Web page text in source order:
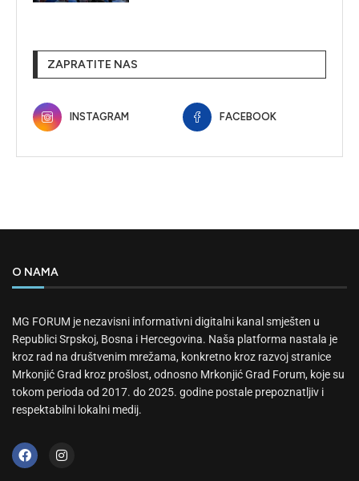
ZAPRATITE NAS
INSTAGRAM FACEBOOK
O NAMA
MG FORUM je nezavisni informativni digitalni kanal smješten u
Republici Srpskoj, Bosna i Hercegovina. Naša platforma nastala je
kroz rad na društvenim mrežama, konkretno kroz razvoj stranice
Mrkonjić Grad kroz prošlost, odnosno Mrkonjić Grad Forum, koje su
tokom perioda od 2017. do 2025. godine postale prepoznatljiv i
respektabilni lokalni medij.